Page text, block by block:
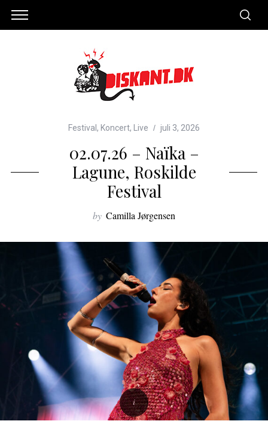
Festival , Koncert, Live juli 3, 2026
02.07.26 – Naïka –
Lagune, Roskilde
Festival
by Camilla Jørgensen